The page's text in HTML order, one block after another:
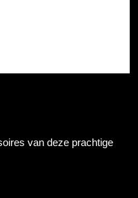
van deze prachtige